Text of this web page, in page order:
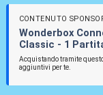
CONTENUTO
Wonderbox
Classic - 1
Acquistando tramite
aggiuntivi per te.